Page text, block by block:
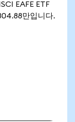
EAFE ETF
만입니다.